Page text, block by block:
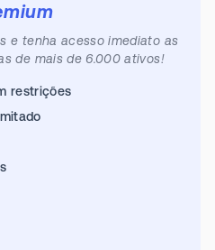
e tenha acesso imediato as
de mais de 6.000 ativos!
restrições